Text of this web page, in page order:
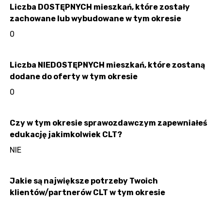
Liczba DOSTĘPNYCH mieszkań, które zostały
zachowane lub wybudowane w tym okresie
0
Liczba NIEDOSTĘPNYCH mieszkań, które zostaną
dodane do oferty w tym okresie
0
Czy w tym okresie sprawozdawczym zapewniałeś
edukację jakimkolwiek CLT?
NIE
Jakie są największe potrzeby Twoich
klientów/partnerów CLT w tym okresie